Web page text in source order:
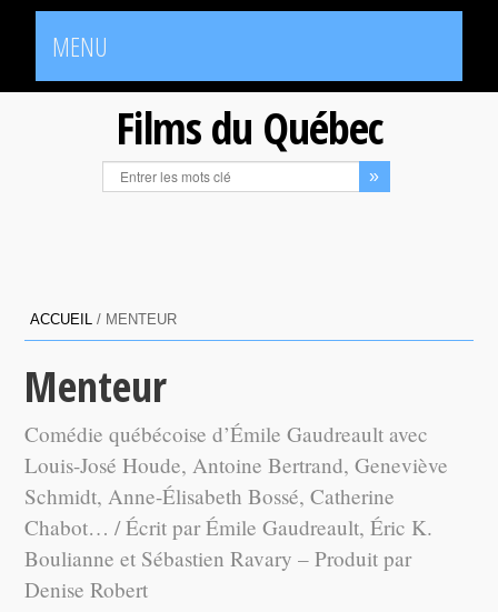
MENU
Films du Québec
ACCUEIL / MENTEUR
Menteur
Comédie québécoise d’Émile Gaudreault avec
Louis-José Houde, Antoine Bertrand, Geneviève
Schmidt, Anne-Élisabeth Bossé, Catherine
Chabot… / Écrit par Émile Gaudreault, Éric K.
Boulianne et Sébastien Ravary – Produit par
Denise Robert